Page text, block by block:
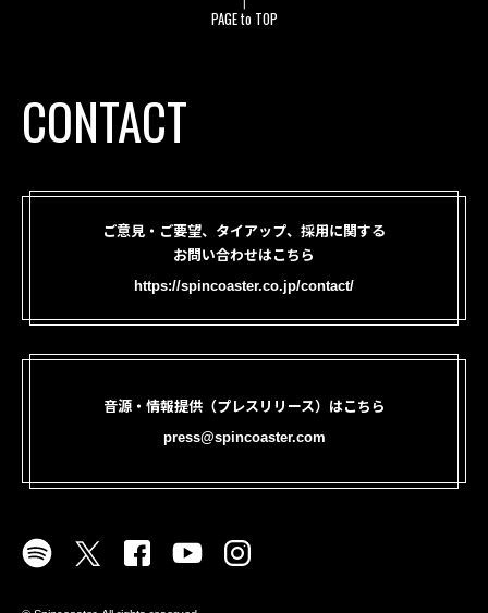
PAGE to TOP
CONTACT
ご意見・ご要望、タイアップ、採用に関する
お問い合わせはこちら
https://spincoaster.co.jp/contact/
音源・情報提供（プレスリリース）はこちら
press@spincoaster.com